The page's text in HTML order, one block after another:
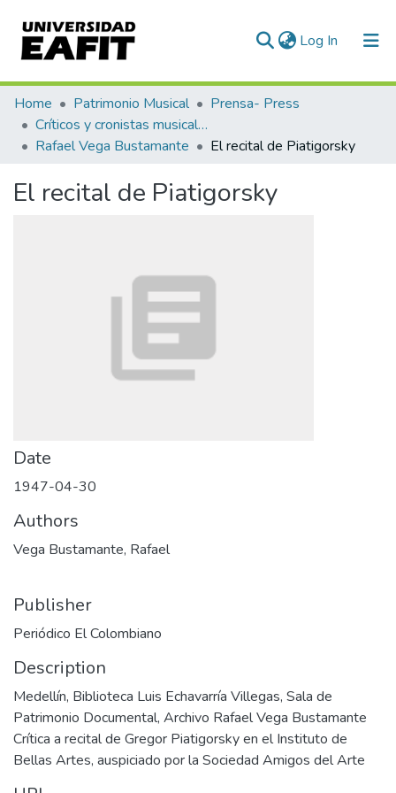
Log In (current)
Communities & Collections
All of DSpace
Home Patrimonio Musical
Prensa- Press
Críticos y cronistas musicales
Rafael Vega Bustamante
El recital de Piatigorsky
El recital de Piatigorsky
Date
1947-04-30
Authors
Vega Bustamante, Rafael
Publisher
Periódico El Colombiano
Description
Medellín, Biblioteca Luis Echavarría Villegas, Sala de
Patrimonio Documental, Archivo Rafael Vega Bustamante
Crítica a recital de Gregor Piatigorsky en el Instituto de
Bellas Artes, auspiciado por la Sociedad Amigos del Arte